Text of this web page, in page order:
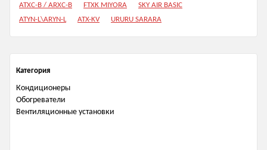
ATXС-B / ARXC-B FTXK MIYORA
SKY AIR BASIC
ATYN-L\ARYN-L
ATX-KV URURU SARARA
Категория
Кондиционеры
Обогреватели
Вентиляционные установки